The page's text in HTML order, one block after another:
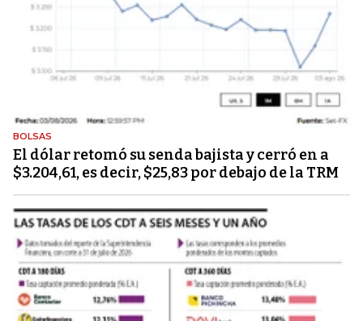
BOLSAS
El dólar retomó su senda bajista y cerró en a
$3.204,61, es decir, $25,83 por debajo de la TRM